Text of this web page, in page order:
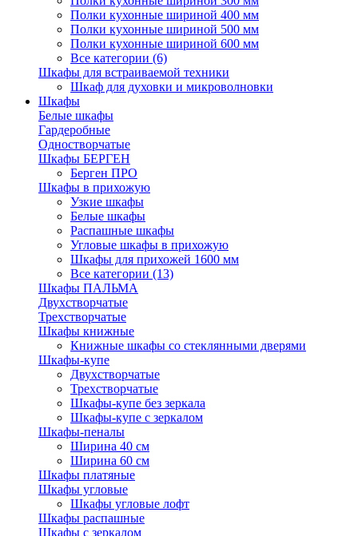
Полки кухонные шириной 400 мм
Полки кухонные шириной 500 мм
Полки кухонные шириной 600 мм
Все категории (6)
Шкафы для встраиваемой техники
Шкаф для духовки и микроволновки
Шкафы
Белые шкафы
Гардеробные
Одностворчатые
Шкафы БЕРГЕН
Берген ПРО
Шкафы в прихожую
Узкие шкафы
Белые шкафы
Распашные шкафы
Угловые шкафы в прихожую
Шкафы для прихожей 1600 мм
Все категории (13)
Шкафы ПАЛЬМА
Двухстворчатые
Трехстворчатые
Шкафы книжные
Книжные шкафы со стеклянными дверями
Шкафы-купе
Двухстворчатые
Трехстворчатые
Шкафы-купе без зеркала
Шкафы-купе с зеркалом
Шкафы-пеналы
Ширина 40 см
Ширина 60 см
Шкафы платяные
Шкафы угловые
Шкафы угловые лофт
Шкафы распашные
Шкафы с зеркалом